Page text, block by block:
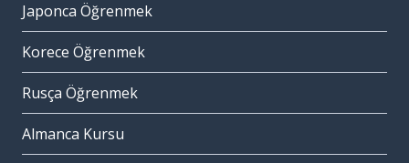
Japonca Öğrenmek
Korece Öğrenmek
Rusça Öğrenmek
Almanca Kursu